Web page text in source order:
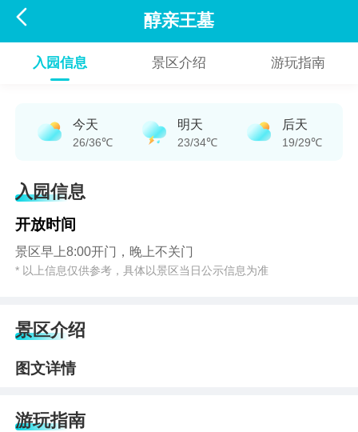
 醇亲王墓
入园信息 景区介绍 游玩指南
今天
26/36℃
明天
23/34℃
后天
19/29℃
入园信息
开放时间
景区早上8:00开门，晚上不关门
* 以上信息仅供参考，具体以景区当日公示信息为准
景区介绍
图文详情
游玩指南